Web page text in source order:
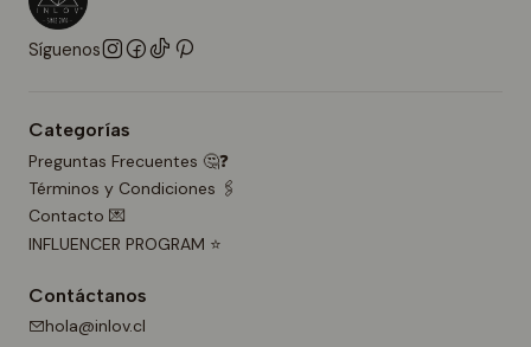
Síguenos
Categorías
Preguntas Frecuentes 🤔❓
Términos y Condiciones 🖇️
Contacto 💌
INFLUENCER PROGRAM ⭐
Contáctanos
hola@inlov.cl